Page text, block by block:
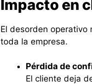
Impacto en
El desorden
toda la empresa.
Pérdida de
El cliente deja